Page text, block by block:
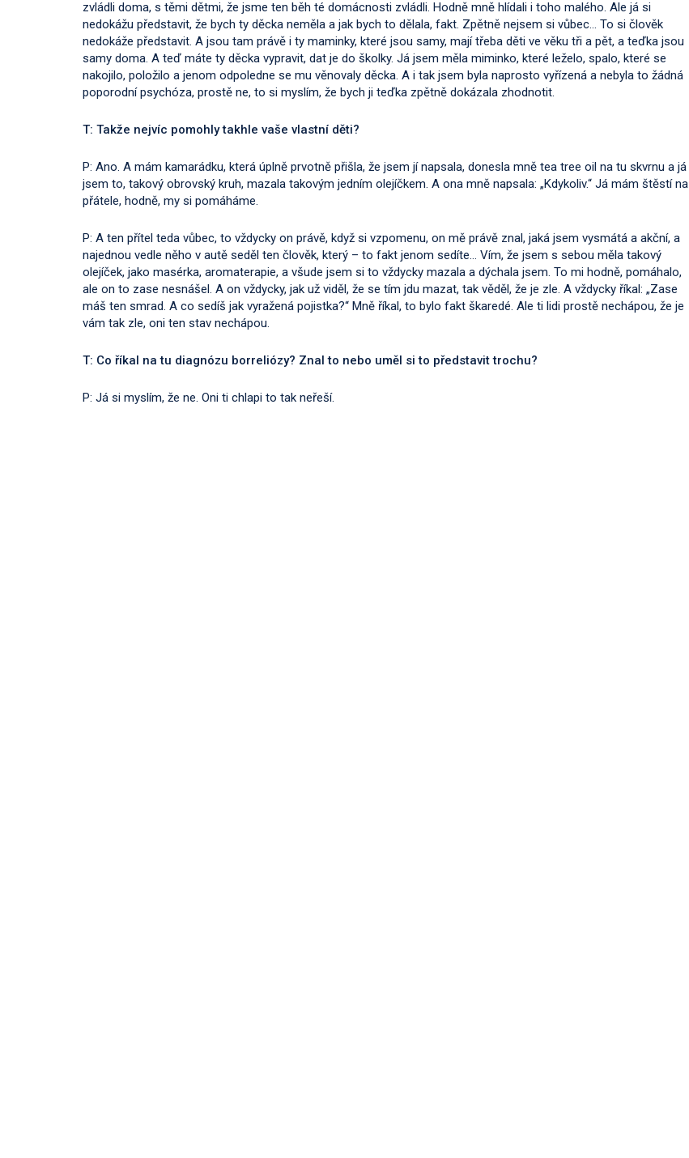
zvládli doma, s těmi dětmi, že jsme ten běh té domácnosti zvládli. Hodně mně hlídali i toho malého. Ale já si
nedokážu představit, že bych ty děcka neměla a jak bych to dělala, fakt. Zpětně nejsem si vůbec… To si člověk
nedokáže představit. A jsou tam právě i ty maminky, které jsou samy, mají třeba děti ve věku tři a pět, a teďka jsou
samy doma. A teď máte ty děcka vypravit, dat je do školky. Já jsem měla miminko, které leželo, spalo, které se
nakojilo, položilo a jenom odpoledne se mu věnovaly děcka. A i tak jsem byla naprosto vyřízená a nebyla to žádná
poporodní psychóza, prostě ne, to si myslím, že bych ji teďka zpětně dokázala zhodnotit.
T: Takže nejvíc pomohly takhle vaše vlastní děti?
P: Ano. A mám kamarádku, která úplně prvotně přišla, že jsem jí napsala, donesla mně tea tree oil na tu skvrnu a já
jsem to, takový obrovský kruh, mazala takovým jedním olejíčkem. A ona mně napsala: „Kdykoliv.“ Já mám štěstí na
přátele, hodně, my si pomáháme.
P: A ten přítel teda vůbec, to vždycky on právě, když si vzpomenu, on mě právě znal, jaká jsem vysmátá a akční, a
najednou vedle něho v autě seděl ten člověk, který – to fakt jenom sedíte… Vím, že jsem s sebou měla takový
olejíček, jako masérka, aromaterapie, a všude jsem si to vždycky mazala a dýchala jsem. To mi hodně, pomáhalo,
ale on to zase nesnášel. A on vždycky, jak už viděl, že se tím jdu mazat, tak věděl, že je zle. A vždycky říkal: „Zase
máš ten smrad. A co sedíš jak vyražená pojistka?“ Mně říkal, to bylo fakt škaredé. Ale ti lidi prostě nechápou, že je
vám tak zle, oni ten stav nechápou.
T: Co říkal na tu diagnózu borreliózy? Znal to nebo uměl si to představit trochu?
P: Já si myslím, že ne. Oni ti chlapi to tak neřeší.